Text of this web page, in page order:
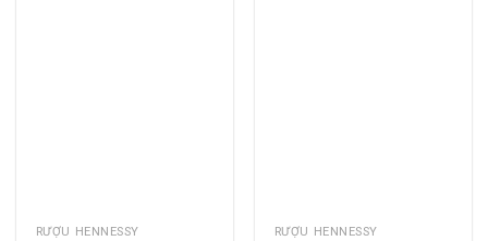
RƯỢU HENNESSY RƯỢU HENNESSY